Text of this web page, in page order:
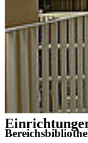
Institut für
Institut für
Politik,
Institut für
Institut für Politik-